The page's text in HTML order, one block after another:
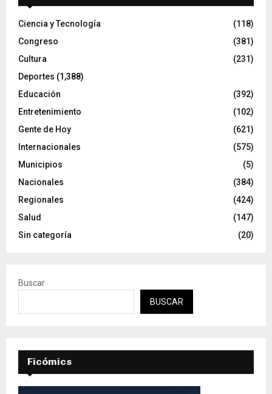
Ciencia y Tecnología
(118)
Congreso
(381)
Cultura
(231)
Deportes (1,388)
Educación
(392)
Entretenimiento
(102)
Gente de Hoy
(621)
Internacionales
(575)
Municipios
(5)
Nacionales
(384)
Regionales
(424)
Salud
(147)
Sin categoría
(20)
Buscar
BUSCAR
Ficómics